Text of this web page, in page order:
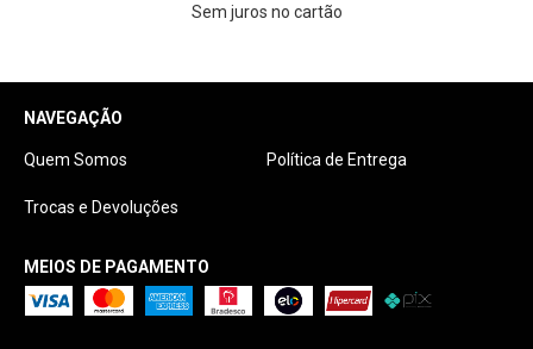
Sem juros no cartão
NAVEGAÇÃO
Quem Somos Política de Entrega
Trocas e Devoluções
MEIOS DE PAGAMENTO